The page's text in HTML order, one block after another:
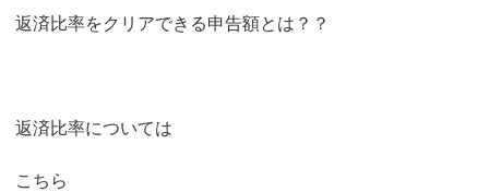
返済比率をクリアできる申告額とは？？
返済比率については
こちら